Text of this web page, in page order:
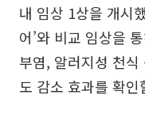
내 임상 1상을 개시
어’와 비교 임상을
부염, 알러지성 천
도 감소 효과를 확